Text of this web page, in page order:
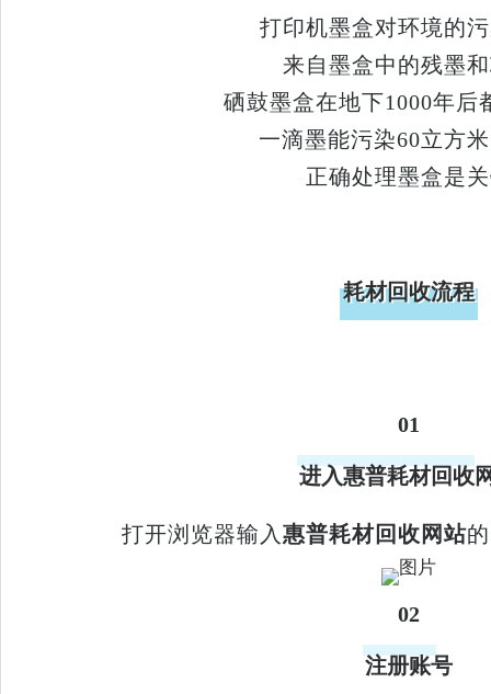
打印机墨盒对环境的
来自墨盒中的残墨
硒鼓墨盒在地下1000年后
一滴墨能污染60立方
正确处理墨盒是
耗材回收流程
01
进入惠普耗材回收
打开浏览器输入 惠普耗材回收网站
02
注册账号